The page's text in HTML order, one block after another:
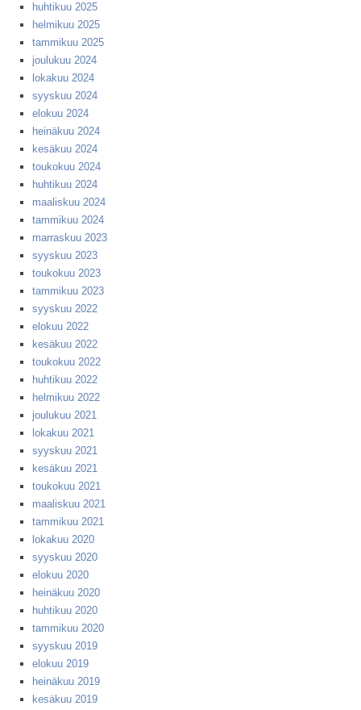
huhtikuu 2025
helmikuu 2025
tammikuu 2025
joulukuu 2024
lokakuu 2024
syyskuu 2024
elokuu 2024
heinäkuu 2024
kesäkuu 2024
toukokuu 2024
huhtikuu 2024
maaliskuu 2024
tammikuu 2024
marraskuu 2023
syyskuu 2023
toukokuu 2023
tammikuu 2023
syyskuu 2022
elokuu 2022
kesäkuu 2022
toukokuu 2022
huhtikuu 2022
helmikuu 2022
joulukuu 2021
lokakuu 2021
syyskuu 2021
kesäkuu 2021
toukokuu 2021
maaliskuu 2021
tammikuu 2021
lokakuu 2020
syyskuu 2020
elokuu 2020
heinäkuu 2020
huhtikuu 2020
tammikuu 2020
syyskuu 2019
elokuu 2019
heinäkuu 2019
kesäkuu 2019